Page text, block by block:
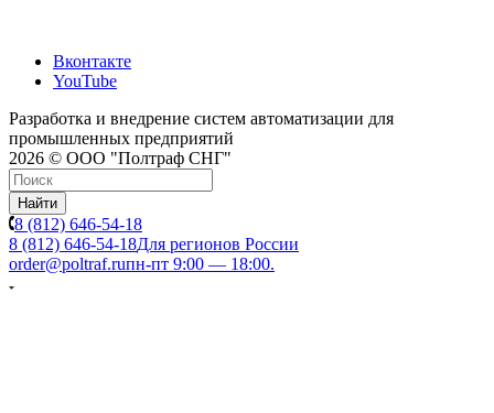
Вконтакте
YouTube
Разработка и внедрение систем автоматизации для
промышленных предприятий
2026 © ООО "Полтраф СНГ"
Найти
8 (812) 646-54-18
8 (812) 646-54-18Для регионов России
order@poltraf.ruпн-пт 9:00 — 18:00.